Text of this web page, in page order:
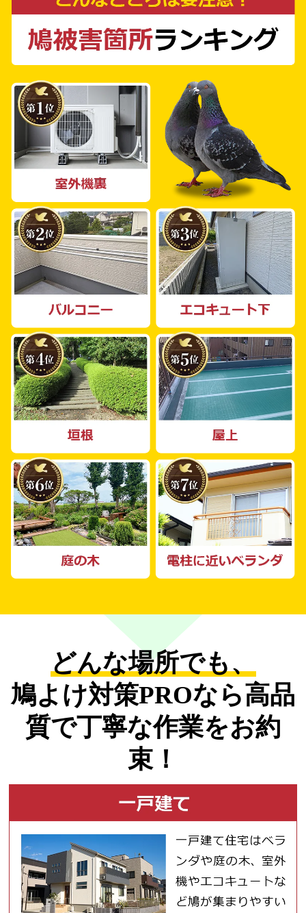
施工実績を基に、どんな状況でも最適な解決策
を提案します。個人様・法人様を問わず、一戸
建てからマンション、工場、倉庫、商業施設、
農地まで、幅広いご相談に対応しております。
被害が拡大する前に、ぜひ私たち鳩よけ対策
PROにご相談ください。一緒に鳩よけ対策を
考え、被害を最小限に抑えるための対策を講じ
ましょう。あなたの快適な生活を取り戻すため
の最良の解決策を提供します。
どんな場所でも、
鳩よけ対策PROなら高品
質で丁寧な作業をお約
束！